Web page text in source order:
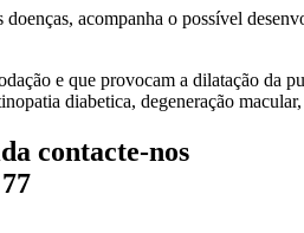
acompanha o possível
e que provocam a dilatação da
diabetica, degeneração
contacte-nos